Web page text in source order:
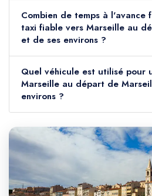
Combien de temps à l'avance
taxi fiable vers Marseille au
et de ses environs ?
Quel véhicule est utilisé pour
Marseille au départ de
environs ?